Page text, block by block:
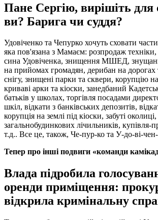
Пане Сергію, вирішіть для
ви? Барига чи суддя?
Удовіченко та Чепурко хочуть сховати
яка пов'язана з Мамаєм: розпродаж
сина Удовіченка, знищення МШЕД,
на прийомах громадян, дерибан на дорогах
снігу, знищені парки та сквери, корупцію
криваві арки та кіоски, занедбаний
батьків у школах, торгівля посадами
шкіл, відкати з банківських депозитів,
корупція на землі під кіоски, забуті
загальнобудинкових лічильників, купівля-
т.д.. Все це, також, Че-пур-ко та У-до-ві-
Тепер про інші подвиги «команди
Влада підробила
оренди приміщення:
відкрила кримінальну